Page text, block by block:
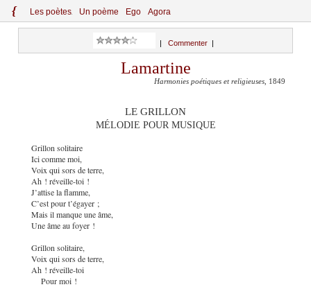
{ Les poètes Un poème Ego Agora
Commenter
Lamartine
Harmonies poétiques et religieuses , 1849
LE GRILLON
MÉLODIE POUR MUSIQUE
Grillon solitaire
Ici comme moi,
Voix qui sors de terre,
Ah ! réveille-toi !
J’attise la flamme,
C’est pour t’égayer ;
Mais il manque une âme,
Une âme au foyer !
Grillon solitaire,
Voix qui sors de terre,
Ah ! réveille-toi
Pour moi !